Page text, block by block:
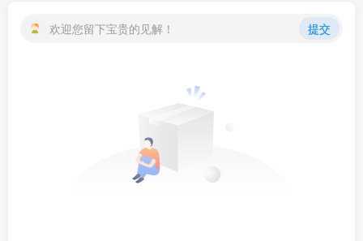
欢迎您留下宝贵的见解！ 提交